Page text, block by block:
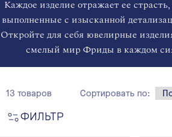
Каждое изделие отражает ее
выполненные с изысканной
Откройте для себя ювелирные
смелый мир Фриды в каждом
ФИЛЬТР
13 товаров Сортировать по: